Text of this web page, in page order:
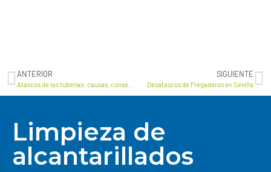
ANTERIOR SIGUIENTE
Desatascos de Fregaderos en Sevilla
Limpieza de
alcantarillados